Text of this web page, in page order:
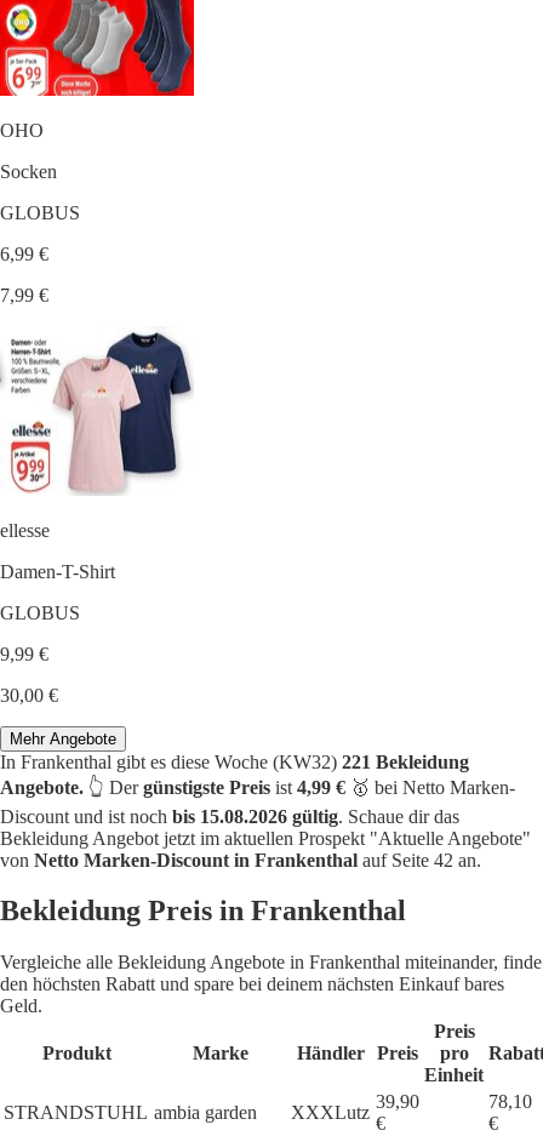
OHO
Socken
GLOBUS
6,99 €
7,99 €
ellesse
Damen-T-Shirt
GLOBUS
9,99 €
30,00 €
Mehr Angebote
In Frankenthal gibt es diese Woche (KW32) 221 Bekleidung
Angebote. 👆 Dergünstigste Preis ist 4,99 € 🥇 bei Netto Marken-
Discount und ist noch bis 15.08.2026 gültig. Schaue dir das
Bekleidung Angebot jetzt im aktuellen Prospekt "Aktuelle Angebote"
von Netto Marken-Discount in Frankenthal auf Seite 42 an.
Bekleidung Preis in Frankenthal
Vergleiche alle Bekleidung Angebote in Frankenthal miteinander, finde
den höchsten Rabatt und spare bei deinem nächsten Einkauf bares
Geld.
Produkt Marke Händler Preis
Preis
pro
Einheit
STRANDSTUHL ambia garden XXXLutz
39,90
€
78,10
€